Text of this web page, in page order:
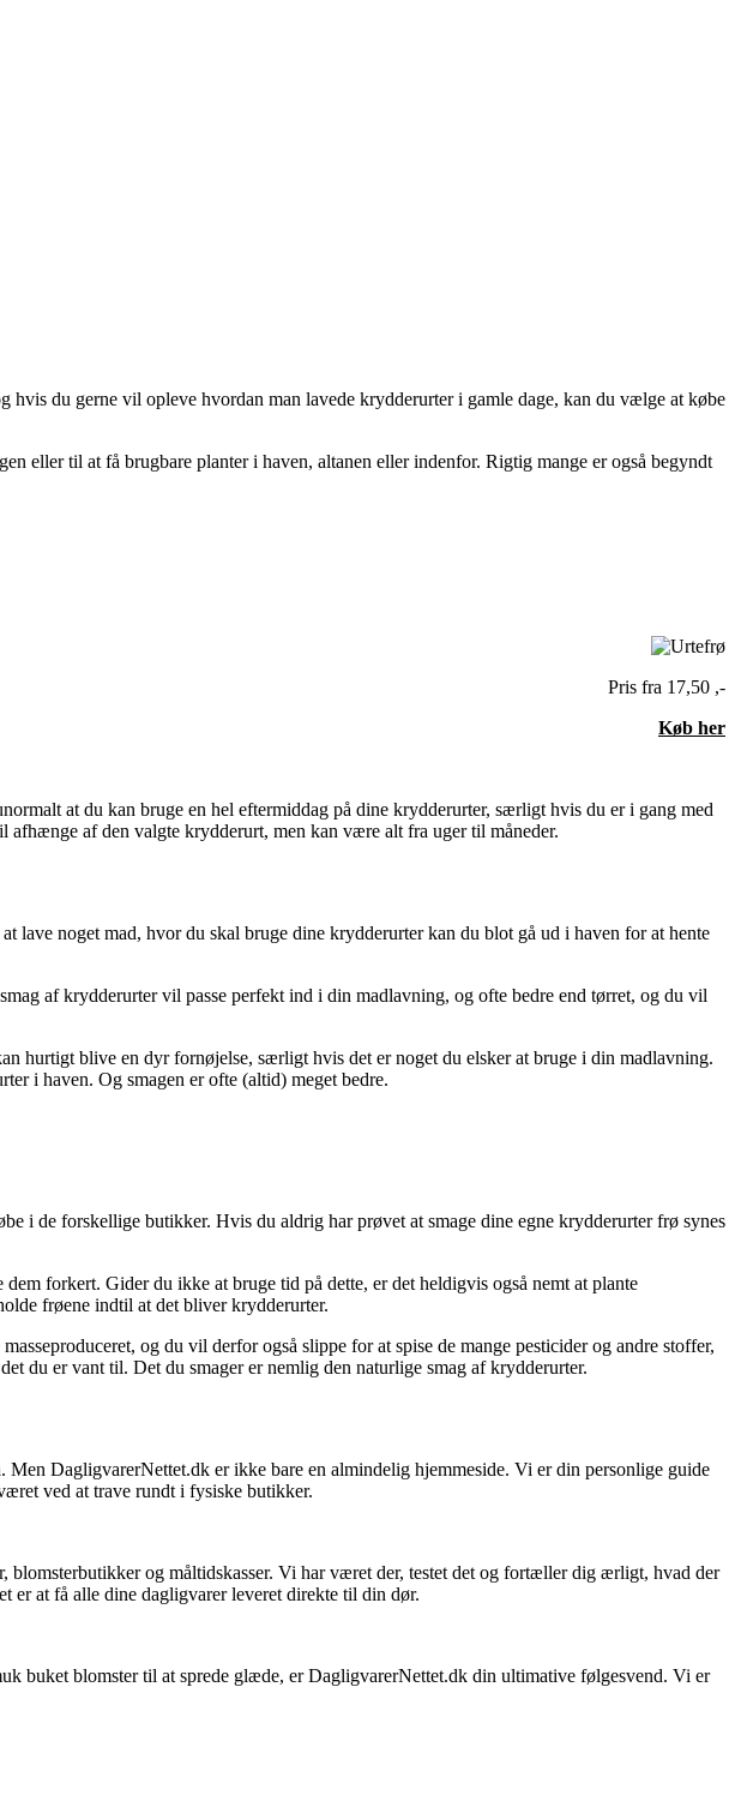
du gerne vil opleve hvordan man lavede krydderurter i gamle dage, kan du vælge at købe
eller til at få brugbare planter i haven, altanen eller indenfor. Rigtig mange er også begyndt
Pris fra 17,50 ,-
Køb her
at du kan bruge en hel eftermiddag på dine krydderurter, særligt hvis du er i gang med
afhænge af den valgte krydderurt, men kan være alt fra uger til måneder.
noget mad, hvor du skal bruge dine krydderurter kan du blot gå ud i haven for at hente
af krydderurter vil passe perfekt ind i din madlavning, og ofte bedre end tørret, og du vil
hurtigt blive en dyr fornøjelse, særligt hvis det er noget du elsker at bruge i din madlavning.
i haven. Og smagen er ofte (altid) meget bedre.
i de forskellige butikker. Hvis du aldrig har prøvet at smage dine egne krydderurter frø synes
forkert. Gider du ikke at bruge tid på dette, er det heldigvis også nemt at plante
frøene indtil at det bliver krydderurter.
og du vil derfor også slippe for at spise de mange pesticider og andre stoffer,
du er vant til. Det du smager er nemlig den naturlige smag af krydderurter.
DagligvarerNettet.dk er ikke bare en almindelig hjemmeside. Vi er din personlige guide
ved at trave rundt i fysiske butikker.
blomsterbutikker og måltidskasser. Vi har været der, testet det og fortæller dig ærligt, hvad der
er at få alle dine dagligvarer leveret direkte til din dør.
buket blomster til at sprede glæde, er DagligvarerNettet.dk din ultimative følgesvend. Vi er